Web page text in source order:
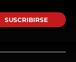
SUSCRIBIRSE